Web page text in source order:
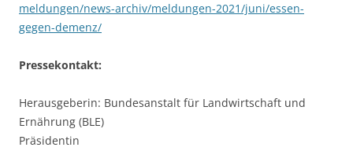
meldungen/news-archiv/meldungen-2021/juni/essen-
gegen-demenz/
Pressekontakt:
Herausgeberin: Bundesanstalt für Landwirtschaft und
Ernährung (BLE)
Präsidentin